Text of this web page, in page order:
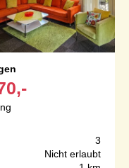
3
Nicht erlaubt